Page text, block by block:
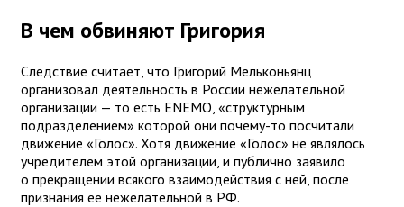
В чем обвиняют Григория
Следствие считает, что Григорий Мельконьянц
организовал деятельность в России нежелательной
организации — то есть ENEMO, «структурным
подразделением» которой они почему-то посчитали
движение «Голос». Хотя движение «Голос» не являлось
учредителем этой организации, и публично заявило
о прекращении всякого взаимодействия с ней, после
признания ее нежелательной в РФ.